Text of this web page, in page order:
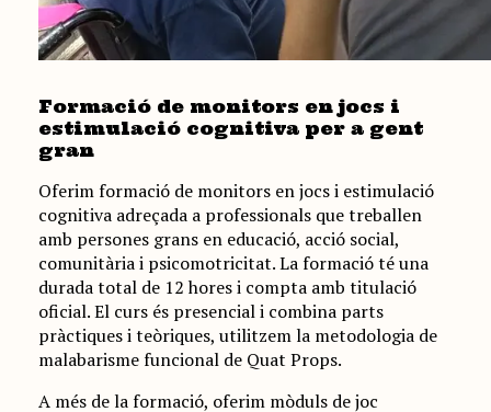
Formació de monitors en jocs i
estimulació cognitiva per a gent
gran
Oferim formació de monitors en jocs i estimulació
cognitiva adreçada a professionals que treballen
amb persones grans en educació, acció social,
comunitària i psicomotricitat. La formació té una
durada total de 12 hores i compta amb titulació
oficial. El curs és presencial i combina parts
pràctiques i teòriques, utilitzem la metodologia de
malabarisme funcional de Quat Props.
A més de la formació, oferim mòduls de joc